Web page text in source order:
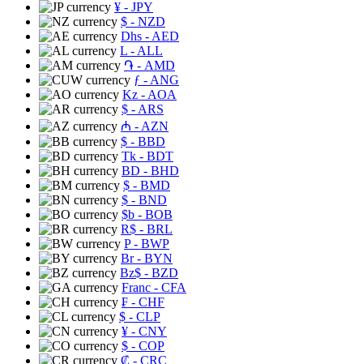
¥ - JPY
$ - NZD
Dhs - AED
L - ALL
֏ - AMD
ƒ - ANG
Kz - AOA
$ - ARS
₼ - AZN
$ - BBD
Tk - BDT
BD - BHD
$ - BMD
$ - BND
$b - BOB
R$ - BRL
P- BWP
Br- BYN
Bz$ - BZD
Franc - CFA
₣ - CHF
$ - CLP
¥ - CNY
$ - COP
₡ - CRC